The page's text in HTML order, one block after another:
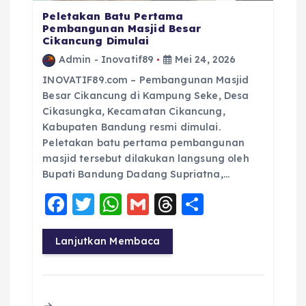
Peletakan Batu Pertama
Pembangunan Masjid Besar
Cikancung Dimulai
Admin - Inovatif89
Mei 24, 2026
INOVATIF89.com – Pembangunan Masjid
Besar Cikancung di Kampung Seke, Desa
Cikasungka, Kecamatan Cikancung,
Kabupaten Bandung resmi dimulai.
Peletakan batu pertama pembangunan
masjid tersebut dilakukan langsung oleh
Bupati Bandung Dadang Supriatna,…
F
a
c
e
T
w
it
te
W
h
a
ts
G
m
ai
l
T
a re
Lanjutkan Membaca